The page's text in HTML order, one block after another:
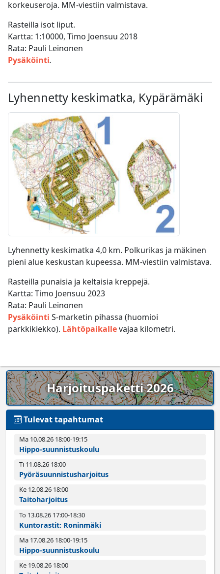
korkeuseroja. MM-viestiin valmistava.
Rasteilla isot liput.
Kartta: 1:10000, Timo Joensuu 2018
Rata: Pauli Leinonen
Pysäköinti.
Lyhennetty keskimatka, Kypärämäki
Lyhennetty keskimatka 4,0 km. Polkurikas ja mäkinen
pieni alue keskustan kupeessa. MM-viestiin valmistava.
Rasteilla punaisia ja keltaisia kreppejä.
Kartta: Timo Joensuu 2023
Rata: Pauli Leinonen
Pysäköinti S-marketin pihassa (huomioi
parkkikiekko). Lähtöpaikallevajaa kilometri.
Harjoituspaketti 2026
Tulevat tapahtumat
Ma 10.08.26 18:00­-19:15
Hippo-suunnistuskoulu
Ti 11.08.26 18:00­
Pyörä­suunnistus­harjoitus
Ke 12.08.26 18:00­
Taitoharjoitus
To 13.08.26 17:00­-18:30
Kuntorastit: Roninmäki
Ma 17.08.26 18:00­-19:15
Hippo-suunnistuskoulu
Ke 19.08.26 18:00­